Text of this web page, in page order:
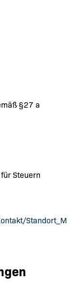
§27 a
Steuern
Standort_M